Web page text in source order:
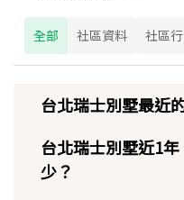
全部 社區資料 社區
台北瑞士別墅最近
台北瑞士別墅近1
少？